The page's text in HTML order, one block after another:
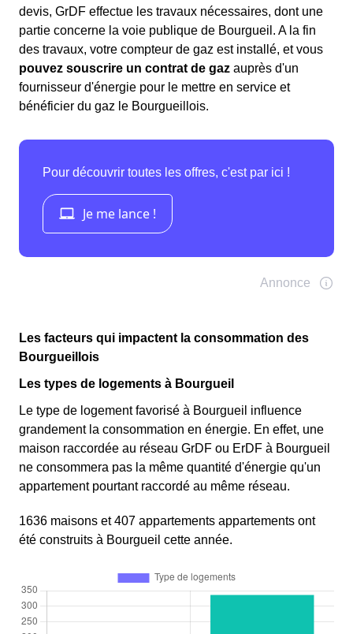
devis, GrDF effectue les travaux nécessaires, dont une
partie concerne la voie publique de Bourgueil. A la fin
des travaux, votre compteur de gaz est installé, et vous
pouvez souscrire un contrat de gaz auprès d'un
fournisseur d'énergie pour le mettre en service et
bénéficier du gaz le Bourgueillois.
Les facteurs qui impactent la consommation des
Bourgueillois
Les types de logements à Bourgueil
Le type de logement favorisé à Bourgueil influence
grandement la consommation en énergie. En effet, une
maison raccordée au réseau GrDF ou ErDF à Bourgueil
ne consommera pas la même quantité d'énergie qu'un
appartement pourtant raccordé au même réseau.
1636 maisons et 407 appartements appartements ont
été construits à Bourgueil cette année.